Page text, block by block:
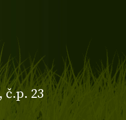
č.p. 23